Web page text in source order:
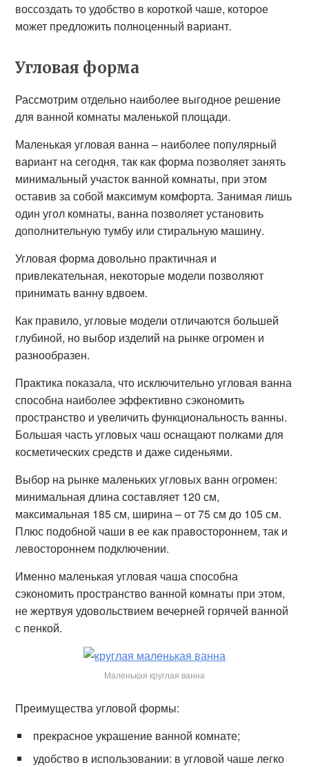
воссоздать то удобство в короткой чаше, которое
может предложить полноценный вариант.
Угловая форма
Рассмотрим отдельно наиболее выгодное решение
для ванной комнаты маленькой площади.
Маленькая угловая ванна – наиболее популярный
вариант на сегодня, так как форма позволяет занять
минимальный участок ванной комнаты, при этом
оставив за собой максимум комфорта. Занимая лишь
один угол комнаты, ванна позволяет установить
дополнительную тумбу или стиральную машину.
Угловая форма довольно практичная и
привлекательная, некоторые модели позволяют
принимать ванну вдвоем.
Как правило, угловые модели отличаются большей
глубиной, но выбор изделий на рынке огромен и
разнообразен.
Практика показала, что исключительно угловая ванна
способна наиболее эффективно сэкономить
пространство и увеличить функциональность ванны.
Большая часть угловых чаш оснащают полками для
косметических средств и даже сиденьями.
Выбор на рынке маленьких угловых ванн огромен:
минимальная длина составляет 120 см,
максимальная 185 см, ширина – от 75 см до 105 см.
Плюс подобной чаши в ее как правостороннем, так и
левостороннем подключении.
Именно маленькая угловая чаша способна
сэкономить пространство ванной комнаты при этом,
не жертвуя удовольствием вечерней горячей ванной
с пенкой.
Маленькая круглая ванна
Преимущества угловой формы:
прекрасное украшение ванной комнате;
удобство в использовании: в угловой чаше легко